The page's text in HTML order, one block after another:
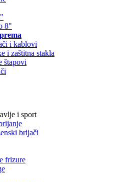
8"
i kablovi
i zaštitna stakla
štapovi
i sport
brijači
frizure